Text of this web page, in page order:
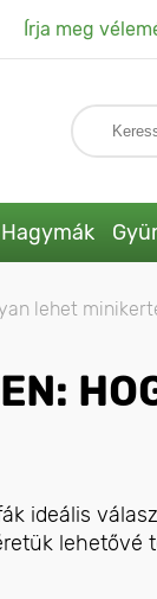
Írja meg
Hagymák
lehet
ideális
lehetővé